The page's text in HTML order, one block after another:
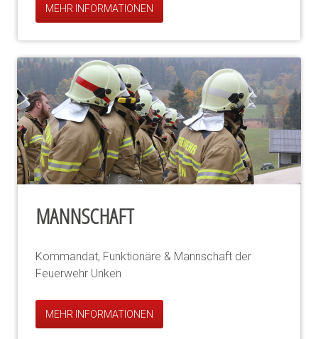
MEHR INFORMATIONEN
MANNSCHAFT
Kommandat, Funktionäre & Mannschaft der
Feuerwehr Unken
MEHR INFORMATIONEN